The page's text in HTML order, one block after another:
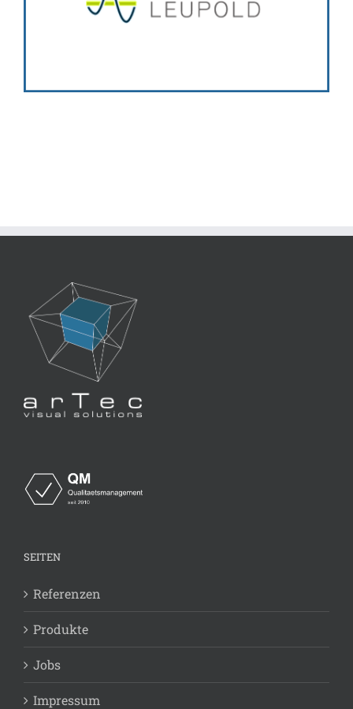
SEITEN
Referenzen
Produkte
Jobs
Impressum